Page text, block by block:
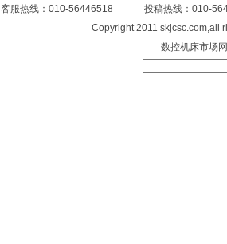
客服热线：010-56446518 投稿热线：
Copyright 2011
数控机床市场网